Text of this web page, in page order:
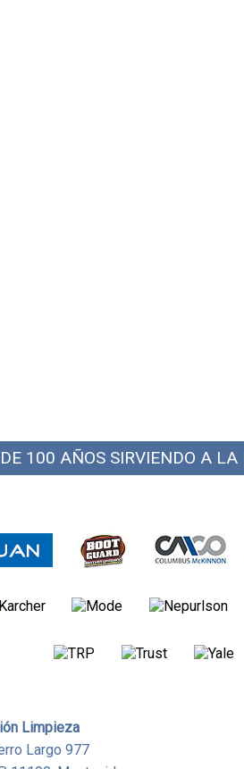
100 AÑOS SIRVIENDO A LA
Limpieza
Largo 977